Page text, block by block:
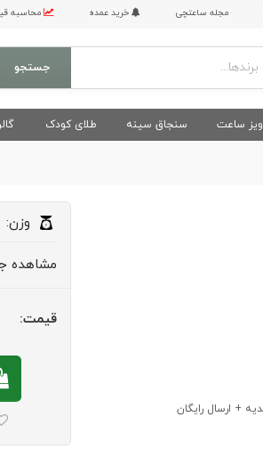
مجله ساعتچی خرید عمده محاسبه
جستجو
ساعت سنجاق سینه طلای کودک
+ ارسال رایگان
وزن:
مشاهده
قیمت: